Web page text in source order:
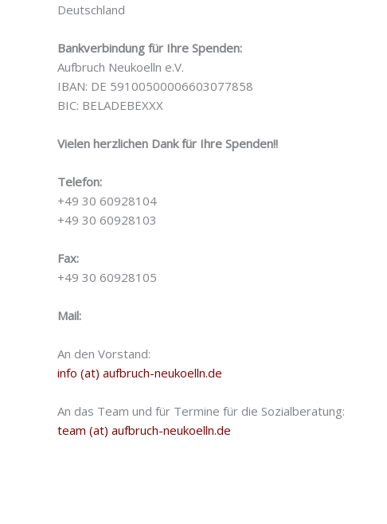
Deutschland
Bankverbindung für Ihre Spenden:
Aufbruch Neukoelln e.V.
IBAN: DE 59100500006603077858
BIC: BELADEBEXXX
Vielen herzlichen Dank für Ihre Spenden!!
Telefon:
+49 30 60928104
+49 30 60928103
Fax:
+49 30 60928105
Mail:
An den Vorstand:
info (at) aufbruch-neukoelln.de
An das Team und für Termine für die Sozialberatung:
team (at) aufbruch-neukoelln.de